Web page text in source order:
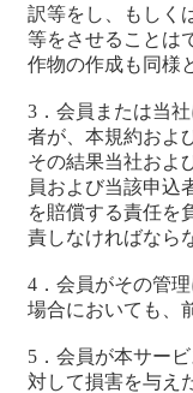
訳等をし、もしく
等をさせることは
作物の作成も同様
3．会員または当
者が、本規約およ
その結果当社およ
員および当該申込
を賠償する責任を
責しなければなら
4．会員がその管
場合においても、
5．会員が本サー
対して損害を与え